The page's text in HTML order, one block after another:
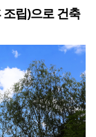
조립)으로 건축